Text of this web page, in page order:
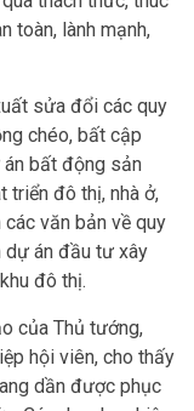
toàn, lành mạnh,
sửa đổi các quy
chéo, bất cập
bất động sản
triển đô thị, nhà ở,
văn bản về quy
dự án đầu tư xây
đô thị.
của Thủ tướng,
hội viên, cho thấy
dần được phục